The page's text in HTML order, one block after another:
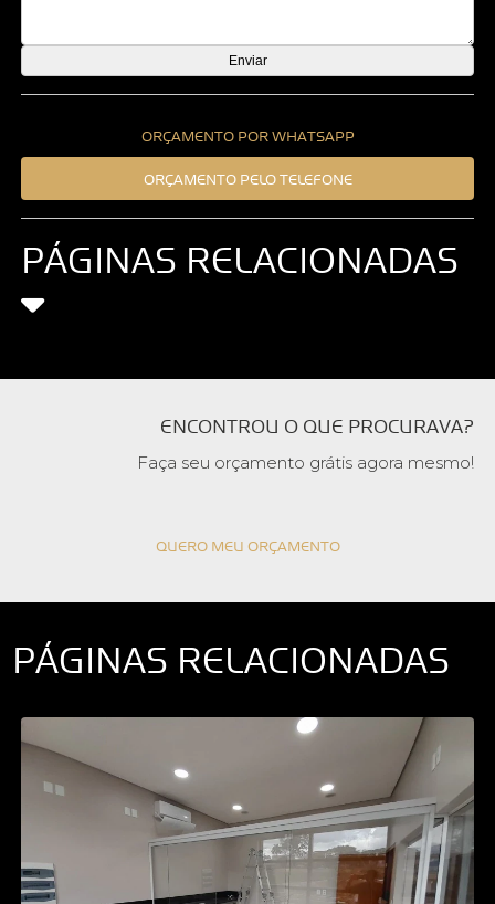
ORÇAMENTO POR WHATSAPP
ORÇAMENTO PELO TELEFONE
PÁGINAS RELACIONADAS
ENCONTROU O QUE PROCURAVA?
Faça seu orçamento grátis agora mesmo!
QUERO MEU ORÇAMENTO
PÁGINAS RELACIONADAS